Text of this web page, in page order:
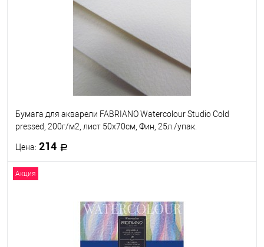
Бумага для акварели FABRIANO Watercolour Studio Cold
pressed, 200г/м2, лист 50x70см, Фин, 25л./упак.
Цена: 214
Под заказ
Акция